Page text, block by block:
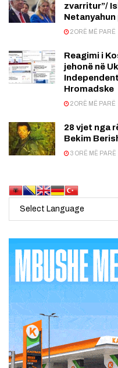
zvarritur”/
2 ORË MË PARË
Reagimi i
jehonë në
Hromadske
2 ORË MË PARË
28 vjet nga
Bekim
3 ORË MË PARË